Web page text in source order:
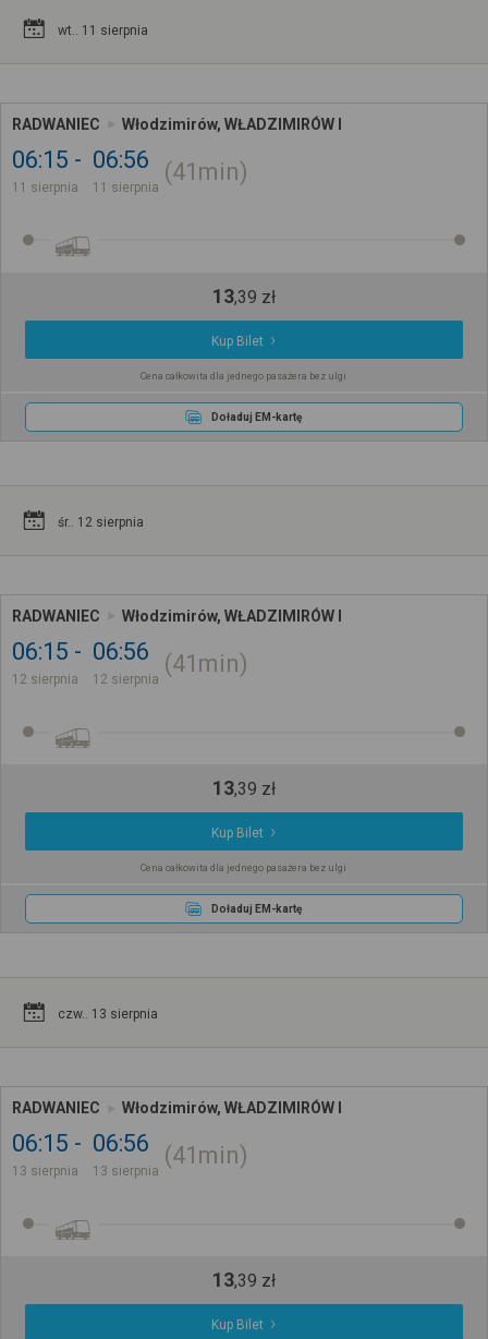
wt.. 11 sierpnia
RADWANIEC Włodzimirów, WŁADZIMIRÓW I
06:15
11 sierpnia
06:56
11 sierpnia
41min
13,39 zł
Kup Bilet
Cena całkowita dla jednego pasażera bez ulgi
Doładuj EM-kartę
śr.. 12 sierpnia
RADWANIEC Włodzimirów, WŁADZIMIRÓW I
06:15
12 sierpnia
06:56
12 sierpnia
41min
13,39 zł
Kup Bilet
Cena całkowita dla jednego pasażera bez ulgi
Doładuj EM-kartę
czw.. 13 sierpnia
RADWANIEC Włodzimirów, WŁADZIMIRÓW I
06:15
13 sierpnia
06:56
13 sierpnia
41min
13,39 zł
Kup Bilet